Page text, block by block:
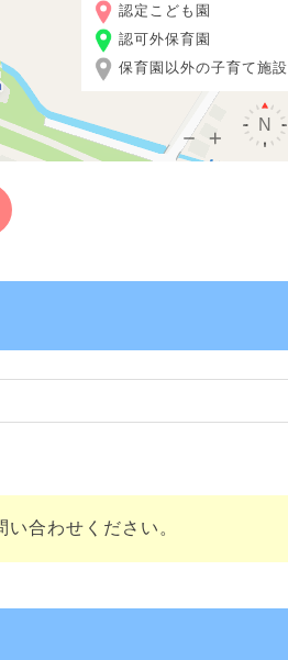
認定こども園
認可外保育園
保育園以外の子育て施設
合わせください。